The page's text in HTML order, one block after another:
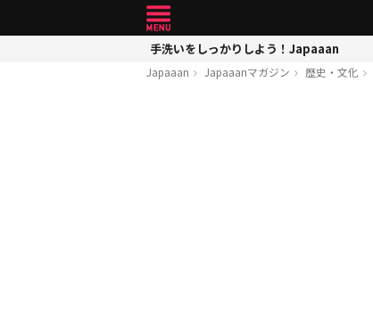
手洗いをしっかりしよう！Japaaan
Japaaan Japaaanマガジン 歴史・文化